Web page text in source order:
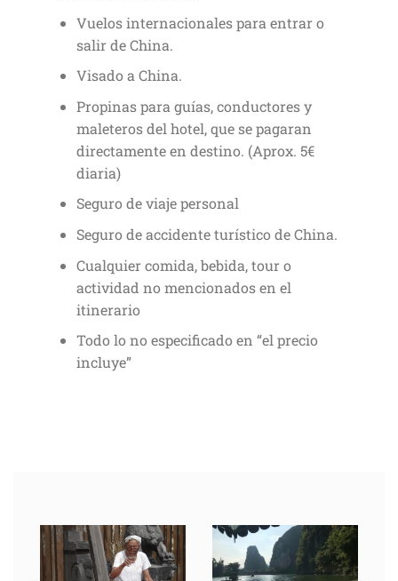
Vuelos internacionales para entrar o
salir de China.
Visado a China.
Propinas para guías, conductores y
maleteros del hotel, que se pagaran
directamente en destino. (Aprox. 5€
diaria)
Seguro de viaje personal
Seguro de accidente turístico de China.
Cualquier comida, bebida, tour o
actividad no mencionados en el
itinerario
Todo lo no especificado en “el precio
incluye”